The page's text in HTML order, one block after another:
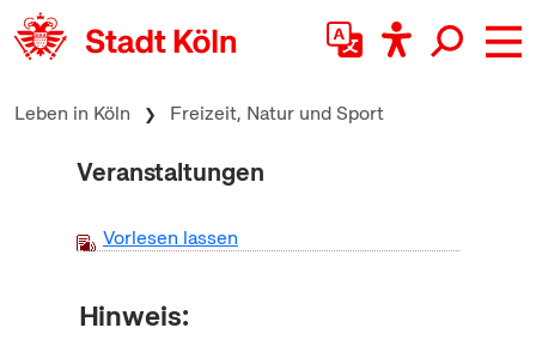
zum Inhalt springen
Leben in Köln Freizeit, Natur und Sport
Veranstaltungen
Vorlesen lassen
Hinweis: